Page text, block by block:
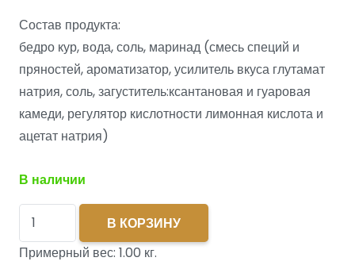
Состав продукта:
бедро кур, вода, соль, маринад (смесь специй и
пряностей, ароматизатор, усилитель вкуса глутамат
натрия, соль, загуститель:ксантановая и гуаровая
камеди, регулятор кислотности лимонная кислота и
ацетат натрия)
В наличии
Количество
товара
Бедро
В КОРЗИНУ
Примерный вес: 1.00 кг.